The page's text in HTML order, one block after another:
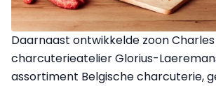
Daarnaast ontwikkelde zoon
charcuterieatelier Glorius-
assortiment Belgische charcuterie,